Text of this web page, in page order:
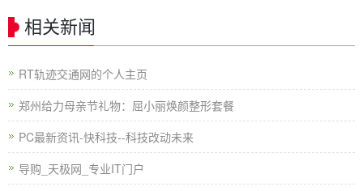
相关新闻
RT轨迹交通网的个人主页
郑州给力母亲节礼物：屈小丽焕颜整形套餐
PC最新资讯-快科技--科技改动未来
导购_天极网_专业IT门户